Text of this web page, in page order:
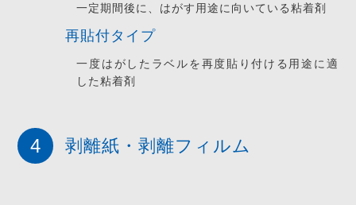
一定期間後に、はがす用途に向いている粘着剤
再貼付タイプ
一度はがしたラベルを再度貼り付ける用途に適
した粘着剤
剥離紙・剥離フィルム